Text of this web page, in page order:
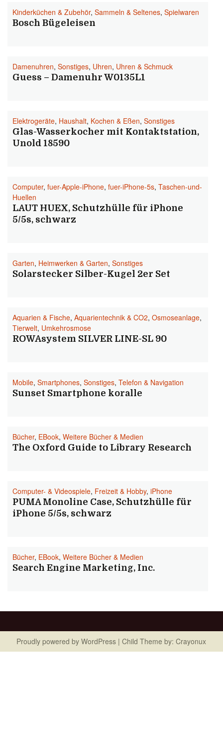
Kinderküchen & Zubehör, Sammeln & Seltenes, Spielwaren
Bosch Bügeleisen
Damenuhren, Sonstiges, Uhren, Uhren & Schmuck
Guess – Damenuhr W0135L1
Elektrogeräte, Haushalt, Kochen & Eßen, Sonstiges
Glas-Wasserkocher mit Kontaktstation,
Unold 18590
Computer, fuer-Apple-iPhone, fuer-iPhone-5s, Taschen-und-
Huellen
LAUT HUEX, Schutzhülle für iPhone
5/5s, schwarz
Garten, Heimwerken & Garten, Sonstiges
Solarstecker Silber-Kugel 2er Set
Aquarien & Fische, Aquarientechnik & CO2, Osmoseanlage,
Tierwelt, Umkehrosmose
ROWAsystem SILVER LINE-SL 90
Mobile, Smartphones, Sonstiges, Telefon & Navigation
Sunset Smartphone koralle
Bücher, EBook, Weitere Bücher & Medien
The Oxford Guide to Library Research
Computer- & Videospiele, Freizeit & Hobby, iPhone
PUMA Monoline Case, Schutzhülle für
iPhone 5/5s, schwarz
Bücher, EBook, Weitere Bücher & Medien
Search Engine Marketing, Inc.
Proudly powered by WordPress | Child Theme by: Crayonux